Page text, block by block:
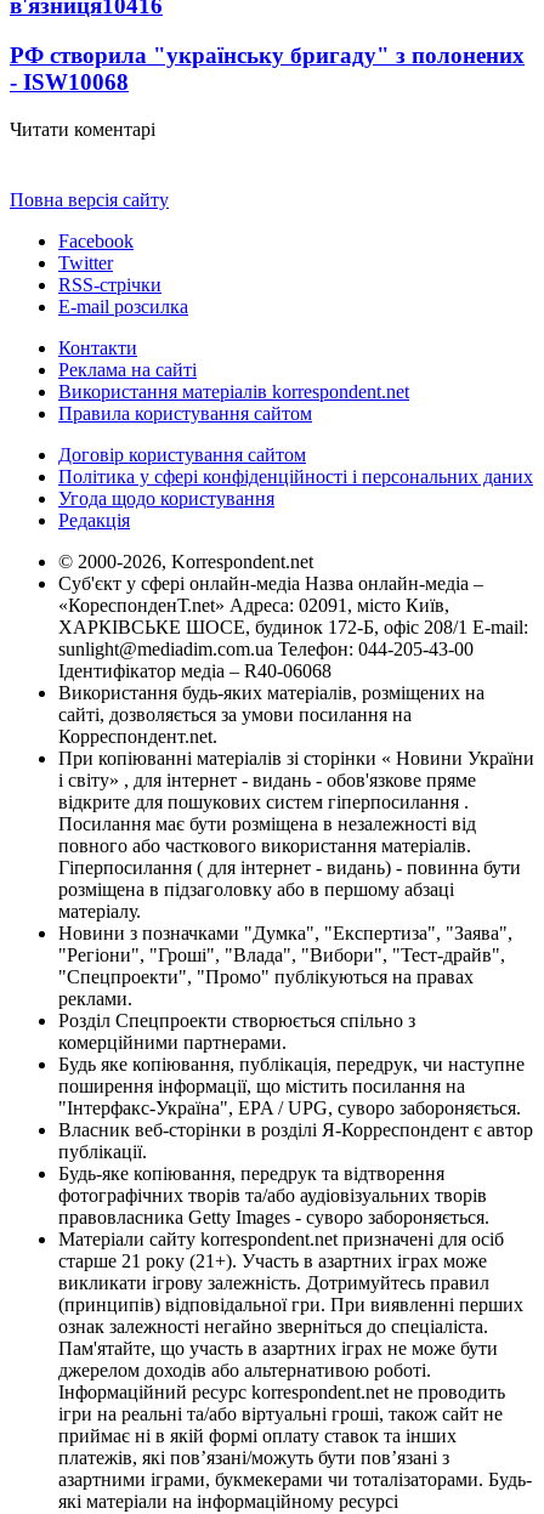
в'язниця10416
РФ створила "українську бригаду" з полонених
- ISW10068
Читати коментарі
Повна версія сайту
Facebook
Twitter
RSS-стрічки
E-mail розсилка
Контакти
Реклама на сайті
Використання матеріалів korrespondent.net
Правила користування сайтом
Договір користування сайтом
Політика у сфері конфіденційності і персональних даних
Угода щодо користування
Редакція
© 2000-2026, Korrespondent.net
Суб'єкт у сфері онлайн-медіа Назва онлайн-медіа –
«КореспонденТ.net» Адреса: 02091, місто Київ,
ХАРКІВСЬКЕ ШОСЕ, будинок 172-Б, офіс 208/1 E-mail:
sunlight@mediadim.com.ua Телефон: 044-205-43-00
Ідентифікатор медіа – R40-06068
Використання будь-яких матеріалів, розміщених на
сайті, дозволяється за умови посилання на
Корреспондент.net.
При копіюванні матеріалів зі сторінки « Новини України
і світу» , для інтернет - видань - обов'язкове пряме
відкрите для пошукових систем гіперпосилання .
Посилання має бути розміщена в незалежності від
повного або часткового використання матеріалів.
Гіперпосилання ( для інтернет - видань) - повинна бути
розміщена в підзаголовку або в першому абзаці
матеріалу.
Новини з позначками "Думка", "Експертиза", "Заява",
"Регіони", "Гроші", "Влада", "Вибори", "Тест-драйв",
"Спецпроекти", "Промо" публікуються на правах
реклами.
Розділ Спецпроекти створюється спільно з
комерційними партнерами.
Будь яке копіювання, публікація, передрук, чи наступне
поширення інформації, що містить посилання на
"Інтерфакс-Україна", EPA / UPG, суворо забороняється.
Власник веб-сторінки в розділі Я-Корреспондент є автор
публікації.
Будь-яке копіювання, передрук та відтворення
фотографічних творів та/або аудіовізуальних творів
правовласника Getty Images - суворо забороняється.
Матеріали сайту korrespondent.net призначені для осіб
старше 21 року (21+). Участь в азартних іграх може
викликати ігрову залежність. Дотримуйтесь правил
(принципів) відповідальної гри. При виявленні перших
ознак залежності негайно зверніться до спеціаліста.
Пам'ятайте, що участь в азартних іграх не може бути
джерелом доходів або альтернативою роботі.
Інформаційний ресурс korrespondent.net не проводить
ігри на реальні та/або віртуальні гроші, також сайт не
приймає ні в якій формі оплату ставок та інших
платежів, які пов’язані/можуть бути пов’язані з
азартними іграми, букмекерами чи тоталізаторами. Будь-
які матеріали на інформаційному ресурсі